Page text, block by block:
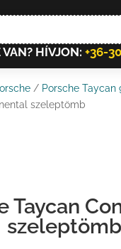
VAN? HÍVJON: +36-
/ Porsche Taycan
szeleptömb
Taycan
szeleptömb